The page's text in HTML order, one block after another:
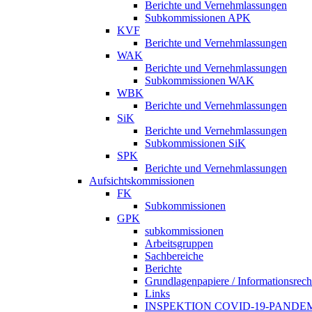
Berichte und Vernehmlassungen
Subkommissionen APK
KVF
Berichte und Vernehmlassungen
WAK
Berichte und Vernehmlassungen
Subkommissionen WAK
WBK
Berichte und Vernehmlassungen
SiK
Berichte und Vernehmlassungen
Subkommissionen SiK
SPK
Berichte und Vernehmlassungen
Aufsichtskommissionen
FK
Subkommissionen
GPK
subkommissionen
Arbeitsgruppen
Sachbereiche
Berichte
Grundlagenpapiere /
Links
INSPEKTION COVID-19-